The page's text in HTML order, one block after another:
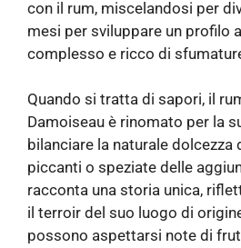
con il rum, miscelandosi per
mesi per sviluppare un profilo
complesso e ricco di
Quando si tratta di sapori, il
Damoiseau è rinomato per la
bilanciare la naturale dolcezza
piccanti o speziate delle
racconta una storia unica,
il terroir del suo luogo di
possono aspettarsi note di